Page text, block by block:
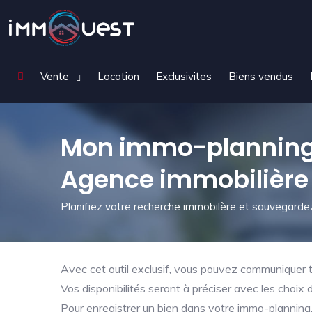
Vente Location Exclusivites Biens vendus
Mon immo-
Agence
Planifiez votre recherche immobilère et
Avec cet outil exclusif, vous pouvez
Vos disponibilités seront à préciser avec les choix
Pour enregistrer un bien dans votre immo-